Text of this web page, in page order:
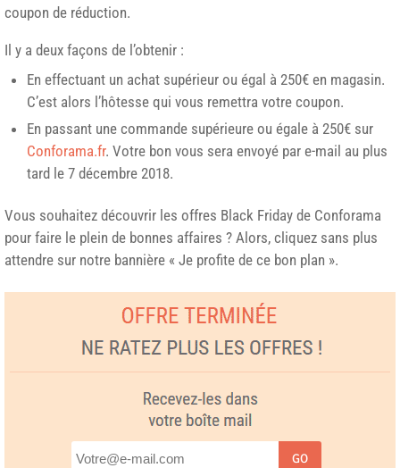
coupon de réduction.
Il y a deux façons de l’obtenir :
En effectuant un achat supérieur ou égal à 250€ en magasin.
C’est alors l’hôtesse qui vous remettra votre coupon.
En passant une commande supérieure ou égale à 250€ sur
Conforama.fr. Votre bon vous sera envoyé par e-mail au plus
tard le 7 décembre 2018.
Vous souhaitez découvrir les offres Black Friday de Conforama
pour faire le plein de bonnes affaires ? Alors, cliquez sans plus
attendre sur notre bannière « Je profite de ce bon plan ».
GO